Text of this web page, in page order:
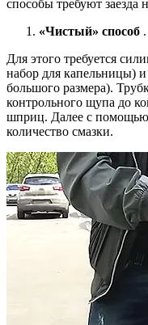
способы требуют заезда
«Чистый» способ .
Для этого требуется
набор для капельницы)
большого размера).
контрольного щупа до
шприц. Далее с помощью
количество смазки.